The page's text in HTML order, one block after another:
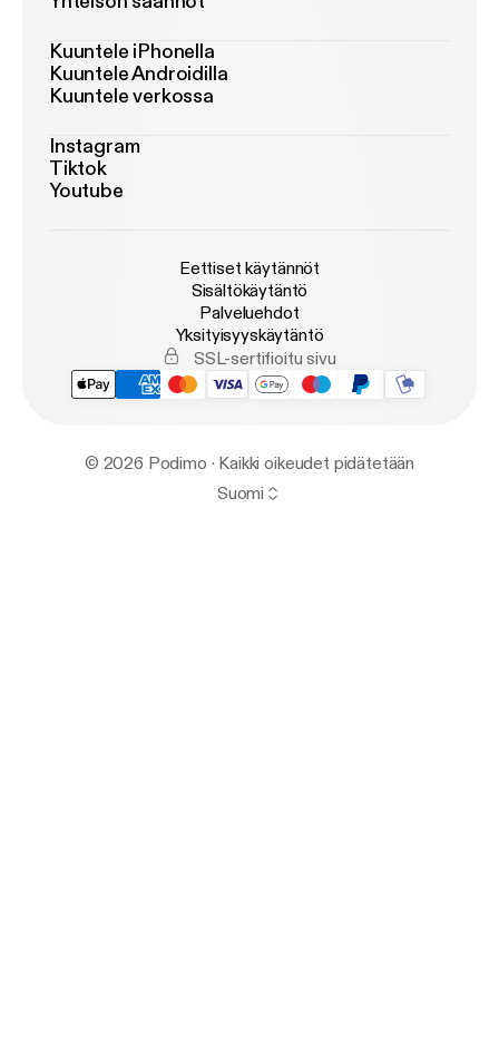
Kuuntele iPhonella
Kuuntele Androidilla
Kuuntele verkossa
Instagram
Tiktok
Youtube
Eettiset käytännöt
Sisältökäytäntö
Palveluehdot
Yksityisyyskäytäntö
SSL-sertifioitu sivu
© 2026 Podimo · Kaikki oikeudet pidätetään
Suomi